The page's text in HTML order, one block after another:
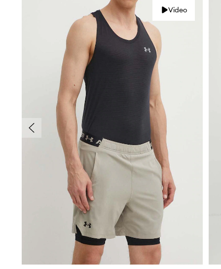
Video